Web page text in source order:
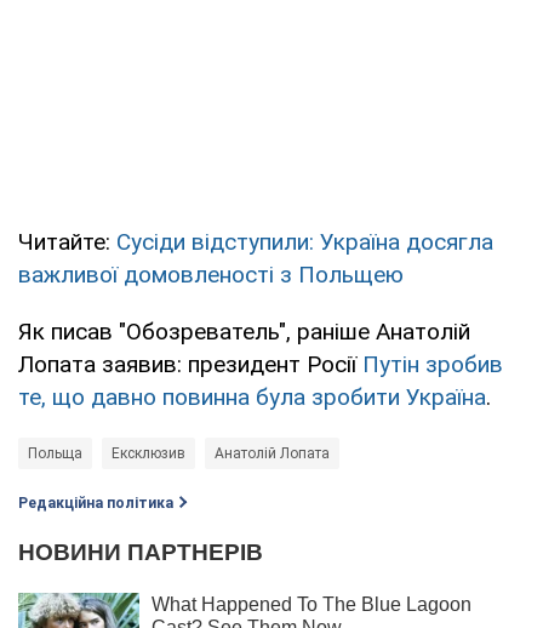
Читайте: Сусіди відступили: Україна досягла
важливої домовленості з Польщею
Як писав "Обозреватель", раніше Анатолій
Лопата заявив: президент Росії Путін зробив
те, що давно повинна була зробити Україна.
Польща Ексклюзив Анатолій Лопата
Редакційна політика